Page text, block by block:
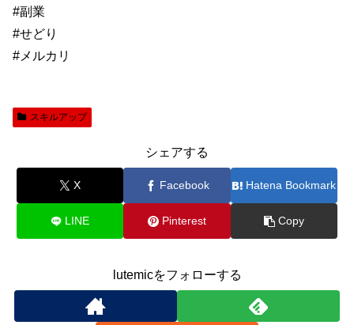
#副業
#せどり
#メルカリ
スキルアップ
シェアする
X Facebook Hatena Bookmark
LINE Pinterest Copy
lutemicをフォローする